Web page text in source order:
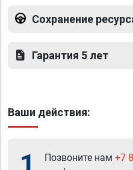
Сохранение
Гарантия 5 лет
Ваши действия:
Позвоните нам +7